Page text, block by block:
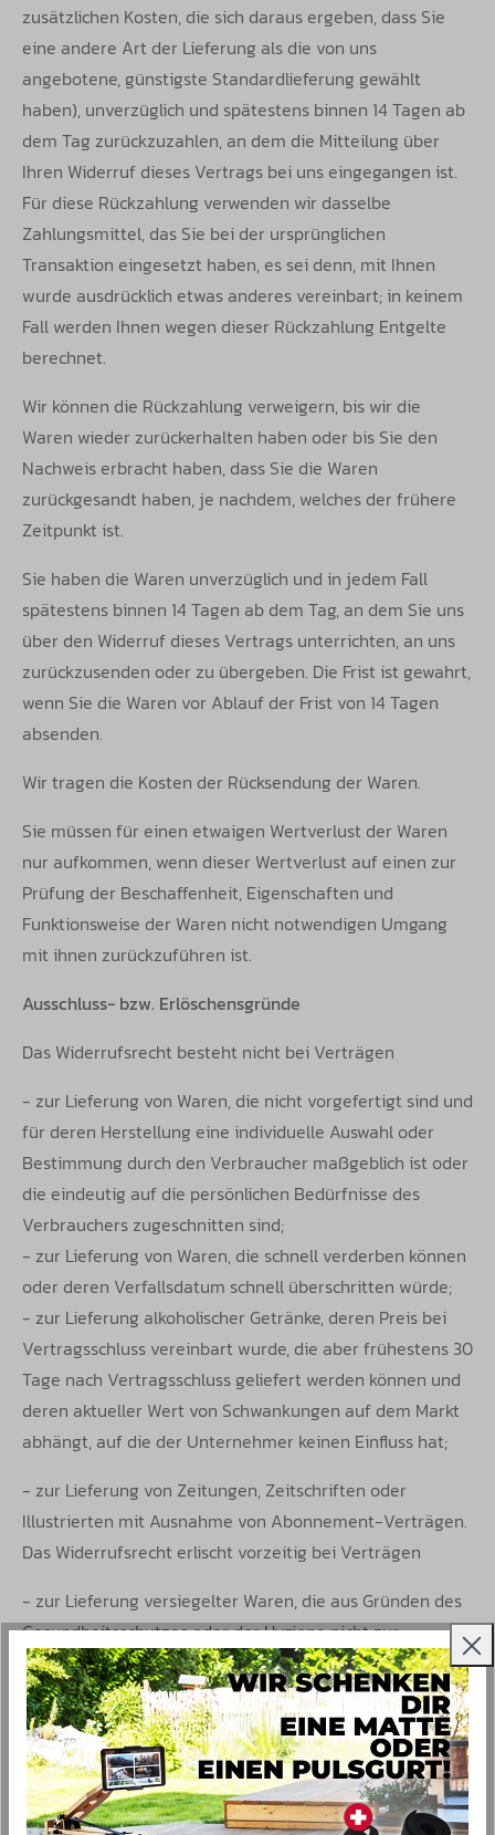
zusätzlichen Kosten, die sich daraus ergeben, dass Sie
eine andere Art der Lieferung als die von uns
angebotene, günstigste Standardlieferung gewählt
haben), unverzüglich und spätestens binnen 14 Tagen ab
dem Tag zurückzuzahlen, an dem die Mitteilung über
Ihren Widerruf dieses Vertrags bei uns eingegangen ist.
Für diese Rückzahlung verwenden wir dasselbe
Zahlungsmittel, das Sie bei der ursprünglichen
Transaktion eingesetzt haben, es sei denn, mit Ihnen
wurde ausdrücklich etwas anderes vereinbart; in keinem
Fall werden Ihnen wegen dieser Rückzahlung Entgelte
berechnet.
Wir können die Rückzahlung verweigern, bis wir die
Waren wieder zurückerhalten haben oder bis Sie den
Nachweis erbracht haben, dass Sie die Waren
zurückgesandt haben, je nachdem, welches der frühere
Zeitpunkt ist.
Sie haben die Waren unverzüglich und in jedem Fall
spätestens binnen 14 Tagen ab dem Tag, an dem Sie uns
über den Widerruf dieses Vertrags unterrichten, an uns
zurückzusenden oder zu übergeben. Die Frist ist gewahrt,
wenn Sie die Waren vor Ablauf der Frist von 14 Tagen
absenden.
Wir tragen die Kosten der Rücksendung der Waren.
Sie müssen für einen etwaigen Wertverlust der Waren
nur aufkommen, wenn dieser Wertverlust auf einen zur
Prüfung der Beschaffenheit, Eigenschaften und
Funktionsweise der Waren nicht notwendigen Umgang
mit ihnen zurückzuführen ist.
Ausschluss- bzw. Erlöschensgründe
Das Widerrufsrecht besteht nicht bei Verträgen
- zur Lieferung von Waren, die nicht vorgefertigt sind und
für deren Herstellung eine individuelle Auswahl oder
Bestimmung durch den Verbraucher maßgeblich ist oder
die eindeutig auf die persönlichen Bedürfnisse des
Verbrauchers zugeschnitten sind;
- zur Lieferung von Waren, die schnell verderben können
oder deren Verfallsdatum schnell überschritten würde;
- zur Lieferung alkoholischer Getränke, deren Preis bei
Vertragsschluss vereinbart wurde, die aber frühestens 30
Tage nach Vertragsschluss geliefert werden können und
deren aktueller Wert von Schwankungen auf dem Markt
abhängt, auf die der Unternehmer keinen Einfluss hat;
- zur Lieferung von Zeitungen, Zeitschriften oder
Illustrierten mit Ausnahme von Abonnement-Verträgen.
Das Widerrufsrecht erlischt vorzeitig bei Verträgen
- zur Lieferung versiegelter Waren, die aus Gründen des
Gesundheitsschutzes oder der Hygiene nicht zur
Rückgabe geeignet sind, wenn ihre Versiegelung nach
der Lieferung entfernt wurde;
- zur Lieferung von Waren, wenn diese nach der
Lieferung aufgrund ihrer Beschaffenheit untrennbar mit
anderen Gütern vermischt wurden; - zur Lieferung von
Ton- oder Videoaufnahmen oder Computersoftware in